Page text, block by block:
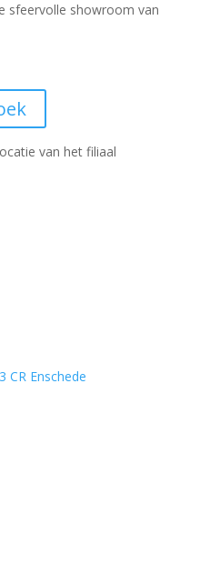
sfeervolle showroom van
CR Enschede